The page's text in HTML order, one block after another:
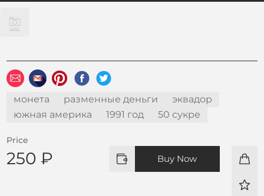
монета разменные деньги
эквадор
южная америка
1991 год 50 сукре
Price
250 ₽ Buy Now